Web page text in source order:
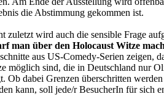
die Abstimmung gekommen ist.
zuletzt wird auch die sensible Frage
man über den Holocaust Witze
aus US-Comedy-Serien zeigen,
möglich sind, die in Deutschland nur
Ob dabei Grenzen überschritten
kann, soll jede/r BesucherIn für sich